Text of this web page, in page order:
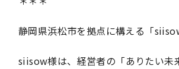
静岡県浜松市を拠点に構える「
siisow様は、経営者の「ありたい未